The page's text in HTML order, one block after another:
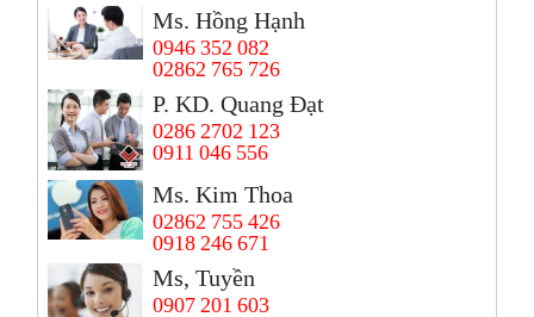
Ms. Hồng Hạnh
0946 352 082
02862 765 726
P. KD. Quang Đạt
0286 2702 123
0911 046 556
Ms. Kim Thoa
02862 755 426
0918 246 671
Ms, Tuyền
0907 201 603